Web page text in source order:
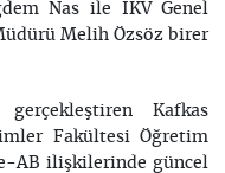
Nas ile İKV Genel
Melih Özsöz birer
gerçekleştiren Kafkas
Fakültesi Öğretim
AB ilişkilerinde güncel